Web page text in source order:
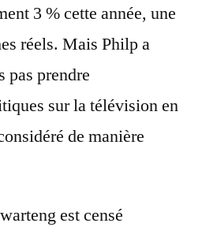
3 % cette année, une
réels. Mais Philp a
pas prendre
sur la télévision en
de manière
est censé